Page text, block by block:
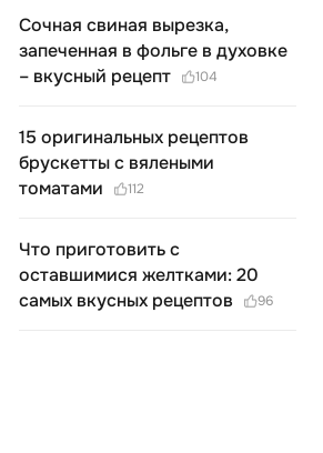
Сочная свиная вырезка,
запеченная в фольге в духовке
– вкусный рецепт
104
15 оригинальных рецептов
брускетты с вялеными
томатами
112
Что приготовить с
оставшимися желтками: 20
самых вкусных рецептов
96